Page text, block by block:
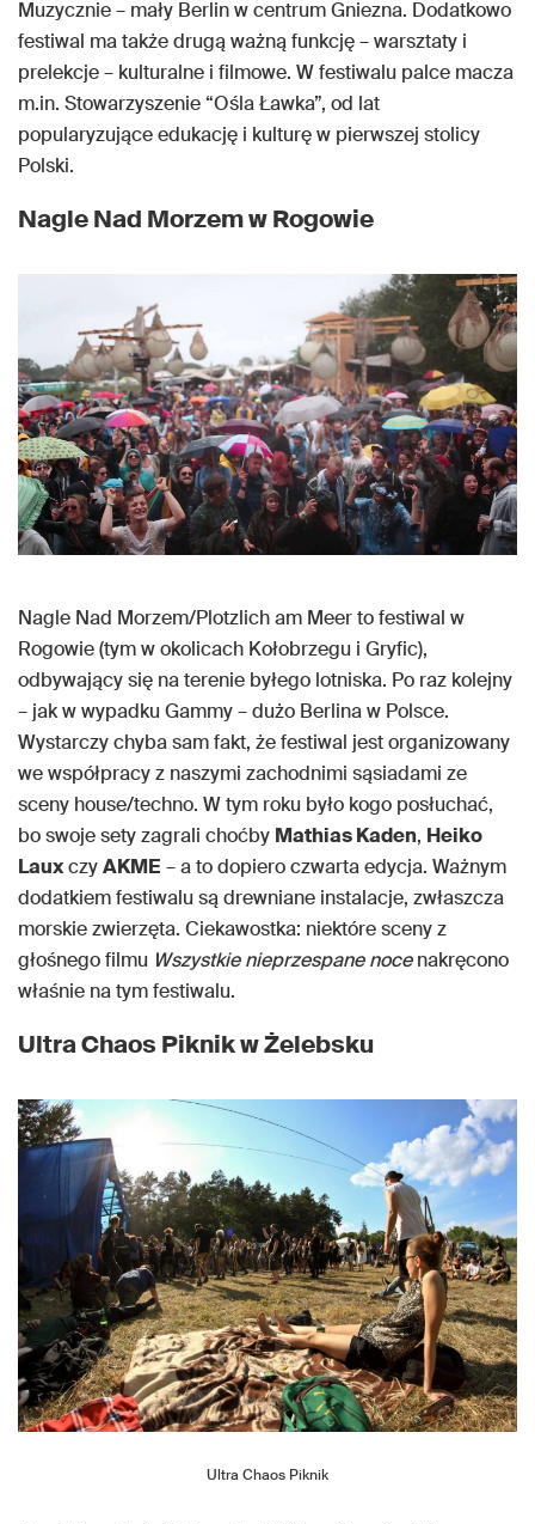
Muzycznie – mały Berlin w centrum Gniezna. Dodatkowo
festiwal ma także drugą ważną funkcję – warsztaty i
prelekcje – kulturalne i filmowe. W festiwalu palce macza
m.in. Stowarzyszenie “Ośla Ławka”, od lat
popularyzujące edukację i kulturę w pierwszej stolicy
Polski.
Nagle Nad Morzem w Rogowie
Nagle Nad Morzem/Plotzlich am Meer to festiwal w
Rogowie (tym w okolicach Kołobrzegu i Gryfic),
odbywający się na terenie byłego lotniska. Po raz kolejny
– jak w wypadku Gammy – dużo Berlina w Polsce.
Wystarczy chyba sam fakt, że festiwal jest organizowany
we współpracy z naszymi zachodnimi sąsiadami ze
sceny house/techno. W tym roku było kogo posłuchać,
bo swoje sety zagrali choćby Mathias Kaden, Heiko
LauxczyAKME – a to dopiero czwarta edycja. Ważnym
dodatkiem festiwalu są drewniane instalacje, zwłaszcza
morskie zwierzęta. Ciekawostka: niektóre sceny z
głośnego filmu Wszystkie nieprzespane nocenakręcono
właśnie na tym festiwalu.
Ultra Chaos Piknik w Żelebsku
Ultra Chaos Piknik